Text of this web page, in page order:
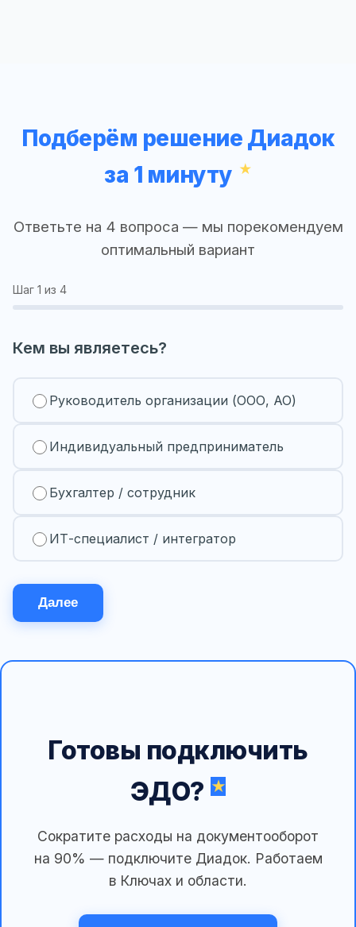
Подберём решение Диадок
за 1 минуту
Ответьте на 4 вопроса — мы порекомендуем
оптимальный вариант
Шаг 1 из 4
Кем вы являетесь?
Руководитель организации (ООО, АО)
Индивидуальный предприниматель
Бухгалтер / сотрудник
ИТ-специалист / интегратор
Далее
Готовы подключить
ЭДО?
Сократите расходы на документооборот
на 90% — подключите Диадок. Работаем
в Ключах и области.